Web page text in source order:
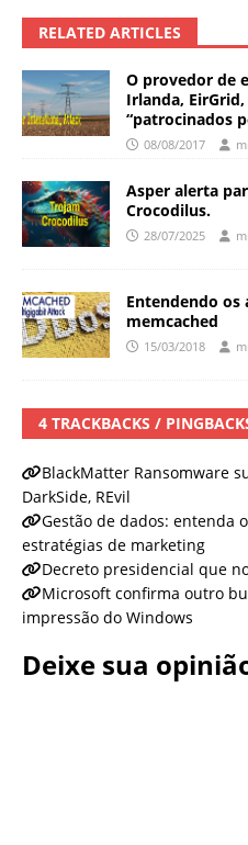
RELATED ARTICLES
O provedor de
Irlanda,
“patrocinados
08/08/2017
Asper alerta
Crocodilus.
28/07/2025
Entendendo
memcached
15/03/2018
4 TRACKBACKS /
BlackMatter Ransomware
DarkSide, REvil
Gestão de dados: entenda
estratégias de marketing
Decreto presidencial que
Microsoft confirma outro
impressão do Windows
Deixe sua